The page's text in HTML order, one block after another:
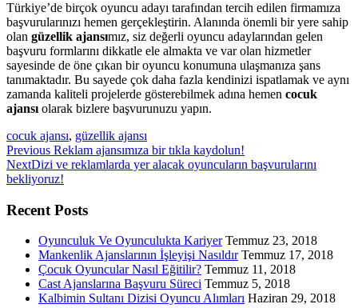
Türkiye’de birçok oyuncu adayı tarafından tercih edilen firmamıza
başvurularınızı hemen gerçekleştirin. Alanında önemli bir yere sahip
olan güzellik ajansımız, siz değerli oyuncu adaylarından gelen
başvuru formlarını dikkatle ele almakta ve var olan hizmetler
sayesinde de öne çıkan bir oyuncu konumuna ulaşmanıza şans
tanımaktadır. Bu sayede çok daha fazla kendinizi ispatlamak ve aynı
zamanda kaliteli projelerde gösterebilmek adına hemen cocuk
ajansı olarak bizlere başvurunuzu yapın.
cocuk ajansı, güzellik ajansı
PreviousPrevious
post:
Reklam ajansımıza bir tıkla kaydolun!
NextNext
post:
Dizi ve reklamlarda yer alacak oyuncuların başvurularını
bekliyoruz!
Recent Posts
Oyunculuk Ve Oyunculukta Kariyer Temmuz 23, 2018
Mankenlik Ajanslarının İşleyişi Nasıldır Temmuz 17, 2018
Çocuk Oyuncular Nasıl Eğitilir? Temmuz 11, 2018
Cast Ajanslarına Başvuru Süreci Temmuz 5, 2018
Kalbimin Sultanı Dizisi Oyuncu Alımları Haziran 29, 2018